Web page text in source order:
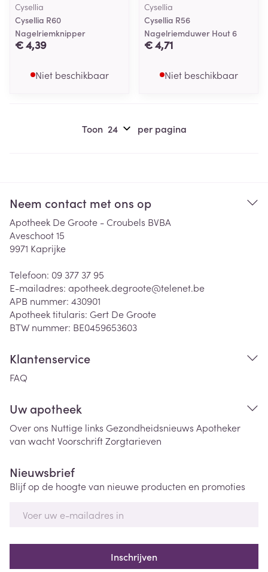
Cysellia
Cysellia R60
Nagelriemknipper
€ 4,39
Niet beschikbaar
Cysellia
Cysellia R56
Nagelriemduwer Hout 6
€ 4,71
Niet beschikbaar
Toon per pagina
Neem contact met ons op
Apotheek De Groote - Croubels BVBA
Aveschoot 15
9971 Kaprijke
Telefoon: 09 377 37 95
E-mailadres: apotheek.degroote@telenet.be
APB nummer: 430901
Apotheek titularis: Gert De Groote
BTW nummer: BE0459653603
Klantenservice
FAQ
Uw apotheek
Over ons Nuttige links Gezondheidsnieuws Apotheker
van wachtVoorschriftZorgtarieven
Nieuwsbrief
Blijf op de hoogte van nieuwe producten en promoties
Inschrijven